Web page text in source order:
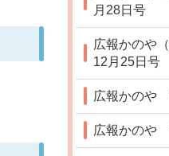
月28日号
広報かのや
12月25日号
広報かのや
広報かのや